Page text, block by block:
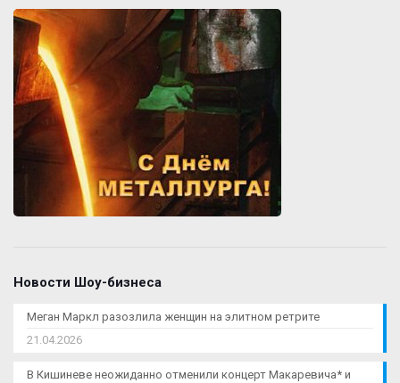
Новости Шоу-бизнеса
Меган Маркл разозлила женщин на элитном ретрите
21.04.2026
В Кишиневе неожиданно отменили концерт Макаревича* и